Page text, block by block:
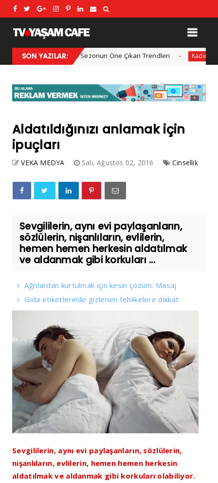
SON YAZILAR:
2025 Kış Modası: Sezonun Öne Çıkan Trendleri Kadın Her
Aldatıldığınızı anlamak için
ipuçları
VEKA MEDYA Salı, Ağustos 02, 2016 Cinsellik
Sevgililerin, aynı evi paylaşanların,
sözlülerin, nişanlıların, evlilerin,
hemen hemen herkesin aldatılmak
ve aldanmak gibi korkuları ...
Ağrılardan kurtulmak için kesin çözüm: Masaj
Gıda etiketlerinde gizlenen tehlikelere dikkat
Sevgililerin, aynı evi paylaşanların, sözlülerin,
nişanlıların, evlilerin, hemen hemen herkesin
aldatılmak ve aldanmak gibi korkuları olabiliyor.